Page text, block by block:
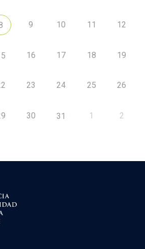
9 10 11 12
16 17 18 19
23 24 25 26
30 31 1 2